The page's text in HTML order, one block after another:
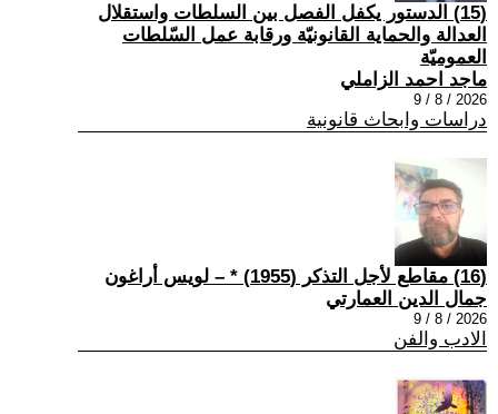
(15) الدستور يكفل الفصل بين السلطات واستقلال
العدالة والحماية القانونيّة ورقابة عمل السّلطات
العموميّة
ماجد احمد الزاملي
2026 / 8 / 9
دراسات وابحاث قانونية
(16) مقاطع لأجل التذكر (1955) * – لويس أراغون
جمال الدين العمارتي
2026 / 8 / 9
الادب والفن